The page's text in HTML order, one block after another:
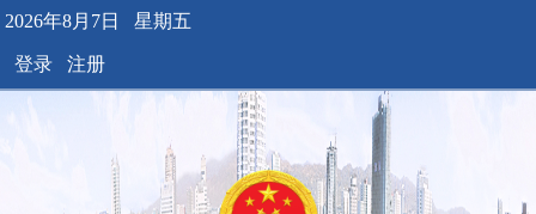
2026年8月7日 星期五
登录 注册